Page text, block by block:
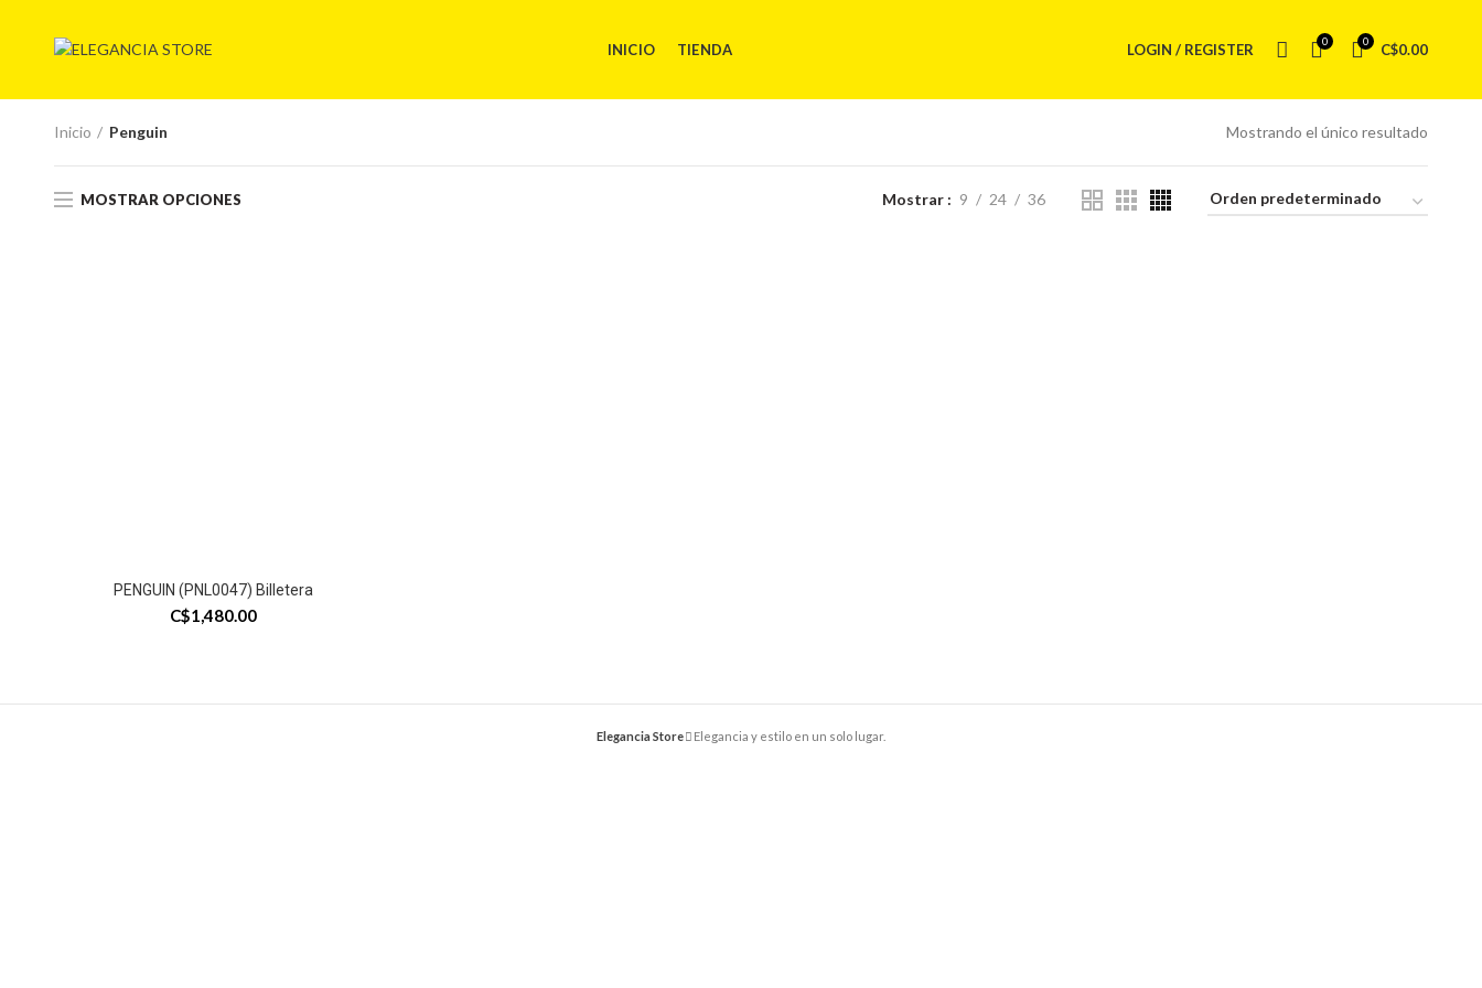
INICIO TIENDA LOGIN / REGISTER 0 0 C$0.00
Inicio Penguin Mostrando el único resultado
MOSTRAR OPCIONES Mostrar 9 24 36
PENGUIN (PNL0047) Billetera
C$1,480.00
Elegancia Store Elegancia y estilo en un solo lugar.